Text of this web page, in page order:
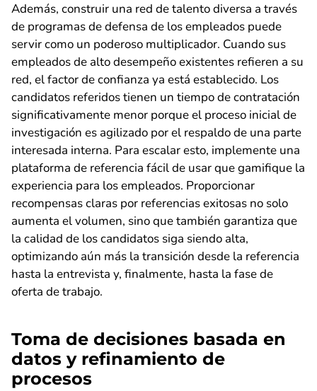
Además, construir una red de talento diversa a través
de programas de defensa de los empleados puede
servir como un poderoso multiplicador. Cuando sus
empleados de alto desempeño existentes refieren a su
red, el factor de confianza ya está establecido. Los
candidatos referidos tienen un tiempo de contratación
significativamente menor porque el proceso inicial de
investigación es agilizado por el respaldo de una parte
interesada interna. Para escalar esto, implemente una
plataforma de referencia fácil de usar que gamifique la
experiencia para los empleados. Proporcionar
recompensas claras por referencias exitosas no solo
aumenta el volumen, sino que también garantiza que
la calidad de los candidatos siga siendo alta,
optimizando aún más la transición desde la referencia
hasta la entrevista y, finalmente, hasta la fase de
oferta de trabajo.
Toma de decisiones basada en
datos y refinamiento de
procesos